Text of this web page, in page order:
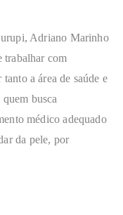
Adriano Marinho
trabalhar com
a área de saúde e
busca
médico adequado
da pele, por